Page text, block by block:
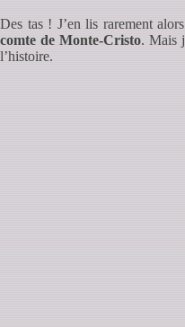
Des tas ! J’en lis rarement
comte de Monte-Cristo. Mais
l’histoire.